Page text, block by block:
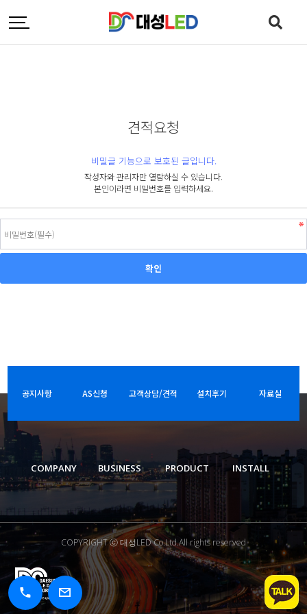
견적요청
비밀글 기능으로 보호된 글입니다.
작성자와 관리자만 열람하실 수 있습니다.
본인이라면 비밀번호를 입력하세요.
공지사항 AS신청 고객상담/견적 설치후기 자료실
COMPANY BUSINESS PRODUCT INSTALL
COPYRIGHT ⓒ 대성LED Co.Ltd.All rights reserved